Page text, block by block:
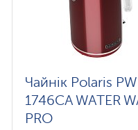
Чайнік Polaris
1746CA WATER
PRO